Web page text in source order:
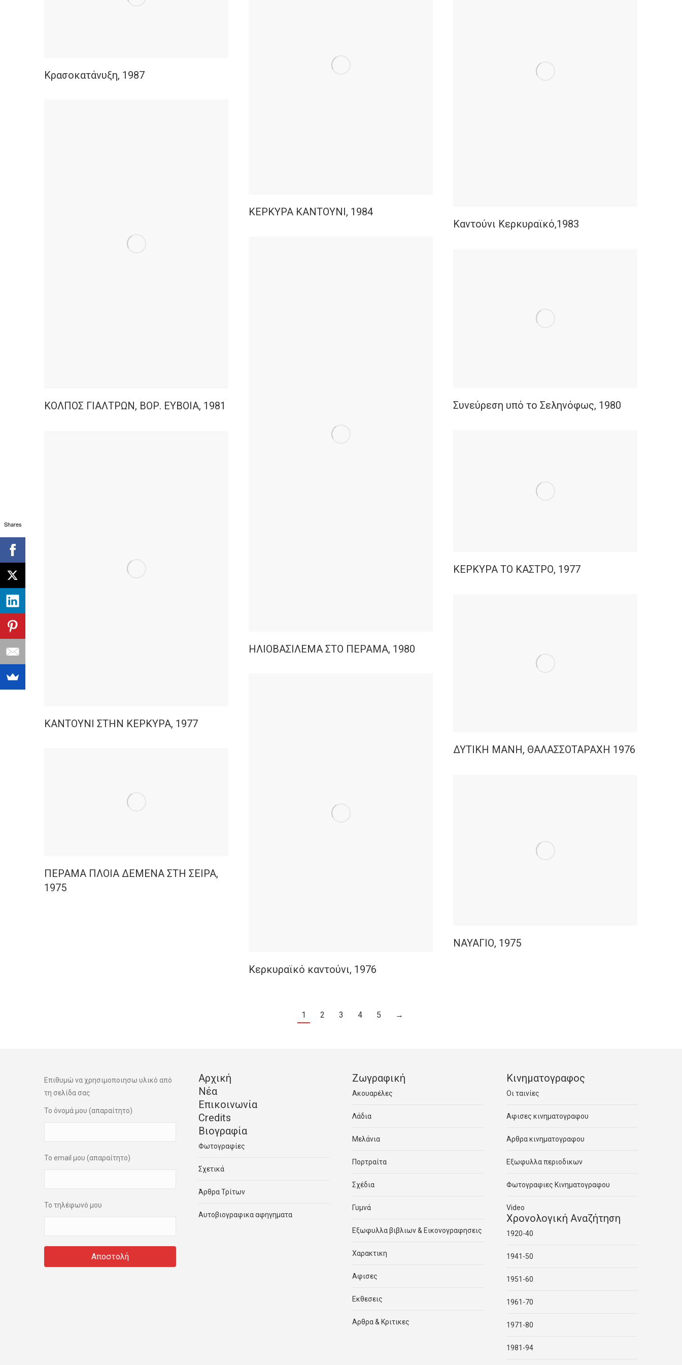
Κρασοκατάνυξη, 1987
ΚΕΡΚΥΡΑ ΚΑΝΤΟΥΝΙ, 1984
Καντούνι Κερκυραϊκό,1983
ΚΟΛΠΟΣ ΓΙΑΛΤΡΩΝ, ΒΟΡ. ΕΥΒΟΙΑ, 1981
ΗΛΙΟΒΑΣΙΛΕΜΑ ΣΤΟ ΠΕΡΑΜΑ, 1980
Συνεύρεση υπό το Σεληνόφως, 1980
ΚΕΡΚΥΡΑ ΤΟ ΚΑΣΤΡΟ, 1977
ΚΑΝΤΟΥΝΙ ΣΤΗΝ ΚΕΡΚΥΡΑ, 1977
ΔΥΤΙΚΗ ΜΑΝΗ, ΘΑΛΑΣΣΟΤΑΡΑΧΗ 1976
Κερκυραϊκό καντούνι, 1976
ΠΕΡΑΜΑ ΠΛΟΙΑ ΔΕΜΕΝΑ ΣΤΗ ΣΕΙΡΑ,
1975
ΝΑΥΑΓΙΟ, 1975
1 2 3 4 5 →
Επιθυμώ να χρησιμοποιησω υλικό από
τη σελίδα σας
Το όνομά μου (απαραίτητο)
Το email μου (απαραίτητο)
Το τηλέφωνό μου
Αρχική
Νέα
Επικοινωνία
Credits
Βιογραφία
Φωτογραφίες
Σχετικά
Άρθρα Τρίτων
Αυτοβιογραφικα αφηγηματα
Ζωγραφική
Ακουαρέλες
Λάδια
Μελάνια
Πορτραίτα
Σχέδια
Γυμνά
Εξωφυλλα βιβλιων & Εικονογραφησεις
Χαρακτικη
Αφισες
Εκθεσεις
Αρθρα & Κριτικες
Κινηματογραφος
Οι ταινίες
Αφισες κινηματογραφου
Αρθρα κινηματογραφου
Εξωφυλλα περιοδικων
Φωτογραφιες Κινηματογραφου
Video
Χρονολογική Αναζήτηση
1920-40
1941-50
1951-60
1961-70
1971-80
1981-94
Shares